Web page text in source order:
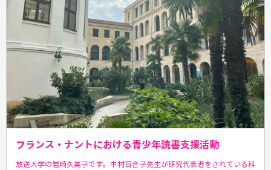
フランス・ナントにおける青少年読書支援活動
放送大学の岩崎久美子です。中村百合子先生が研究代表者をされている科